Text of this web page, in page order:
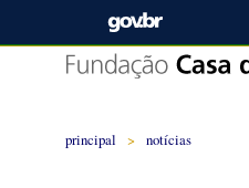
principal > notícias